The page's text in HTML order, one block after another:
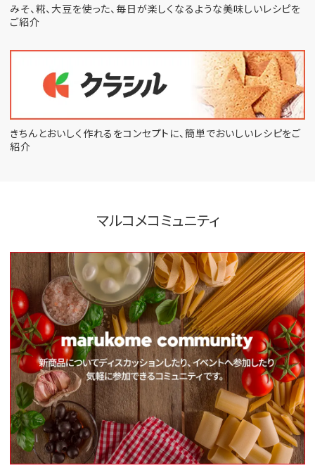
みそ、糀、大豆を使った、毎日が楽しくなるような美味しいレシピを
ご紹介
きちんとおいしく作れるをコンセプトに、簡単でおいしいレシピをご
紹介
マルコメコミュニティ